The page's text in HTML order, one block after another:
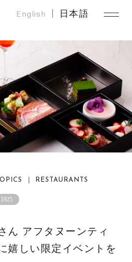
English 日本語
｜ RESTAURANTS
ん アフタヌーンティ
嬉しい限定イベントを